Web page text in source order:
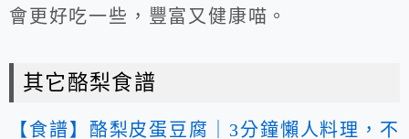
會更好吃一些，豐富又健康喵。
其它酪梨食譜
【食譜】酪梨皮蛋豆腐｜3分鐘懶人料理，不